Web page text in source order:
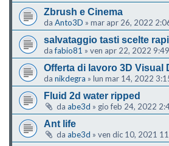
Zbrush e Cinema
da Anto3D » mar apr 26, 2022
salvataggio tasti scelte
dafabio81 » ven apr 22, 2022
Offerta di lavoro 3D Visual
da nikdegra » lun mar 14, 2022
Fluid 2d water ripped
da abe3d » gio feb 24, 2022
Ant life
da abe3d » ven dic 10, 2021